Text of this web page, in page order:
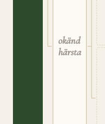
okänd
härstamning